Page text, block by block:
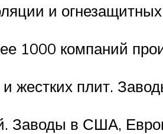
и огнезащитных
1000 компаний
жестких плит.
Заводы в США,